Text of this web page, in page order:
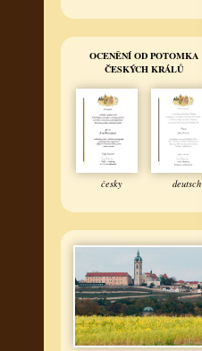
OCENĚNÍ OD POTOMKA
ČESKÝCH KRÁLŮ
česky deutsch